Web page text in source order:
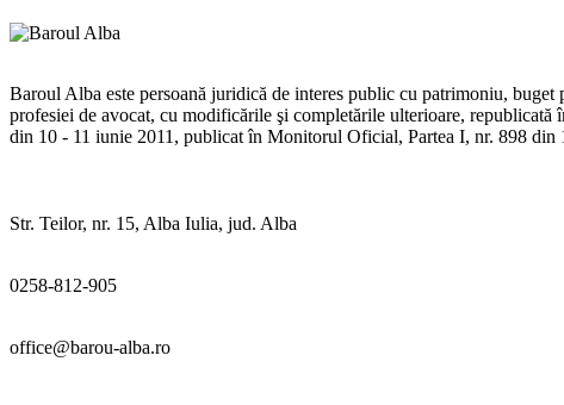
Baroul Alba este persoană juridică de interes public cu patrimoniu,
profesiei de avocat, cu modificările şi completările ulterioare,
din 10 - 11 iunie 2011, publicat în Monitorul Oficial, Partea I, nr. 898 din
Str. Teilor, nr. 15, Alba Iulia, jud. Alba
0258-812-905
office@barou-alba.ro